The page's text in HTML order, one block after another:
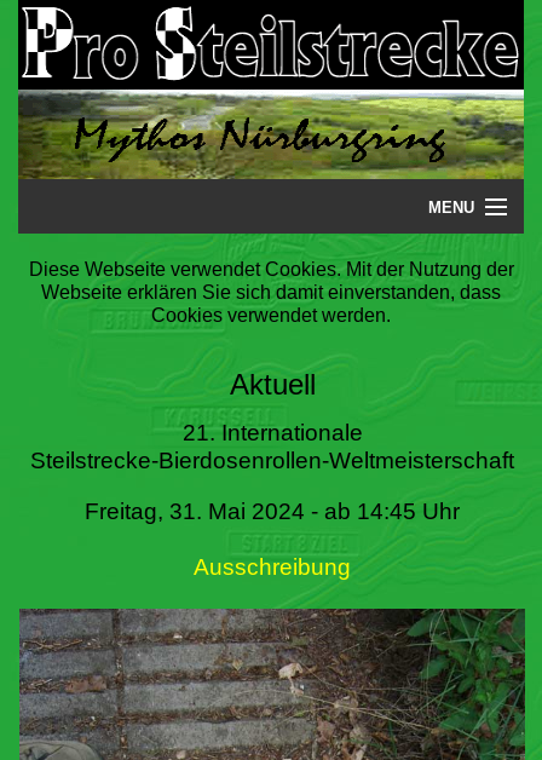
MENU
Startseite
Steilstrecke
Literatur
Termine
Diese Webseite verwendet Cookies. Mit der Nutzung der
Webseite erklären Sie sich damit einverstanden, dass
Cookies verwendet werden.
Aktuell
21. Internationale
Steilstrecke-Bierdosenrollen-Weltmeisterschaft
Freitag, 31. Mai 2024 - ab 14:45 Uhr
Ausschreibung